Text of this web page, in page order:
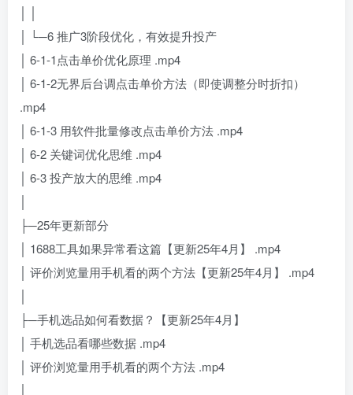
│ └─6 推广3阶段优化，有效提升投产
│ 6-1-1点击单价优化原理 .mp4
│ 6-1-2无界后台调点击单价方法（即使调整分时折扣）
.mp4
│ 6-1-3 用软件批量修改点击单价方法 .mp4
│ 6-2 关键词优化思维 .mp4
│ 6-3 投产放大的思维 .mp4
├─25年更新部分
│ 1688工具如果异常看这篇【更新25年4月】 .mp4
│ 评价浏览量用手机看的两个方法【更新25年4月】 .mp4
├─手机选品如何看数据？【更新25年4月】
│ 手机选品看哪些数据 .mp4
│ 评价浏览量用手机看的两个方法 .mp4